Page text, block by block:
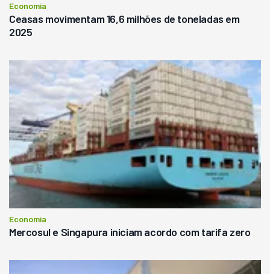
Economia
Ceasas movimentam 16,6 milhões de toneladas em
2025
Economia
Mercosul e Singapura iniciam acordo com tarifa zero